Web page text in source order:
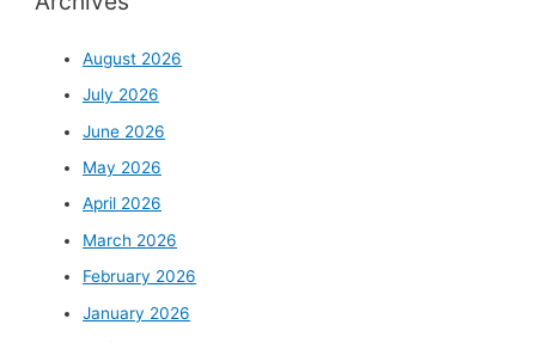
August 2026
July 2026
June 2026
May 2026
April 2026
March 2026
February 2026
January 2026